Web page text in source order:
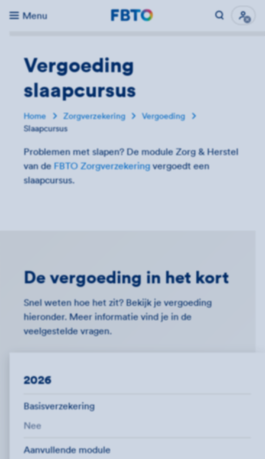
Menu
Direct naar...
Vergoeding
slaapcursus
Home Zorgverzekering
Vergoeding
Slaapcursus
Problemen met slapen? De module Zorg & Herstel
van deFBTO Zorgverzekeringvergoedt een
slaapcursus.
De vergoeding in het kort
Snel weten hoe het zit? Bekijk je vergoeding
hieronder. Meer informatie vind je in de
veelgestelde vragen.
2026
Basisverzekering
Nee
Aanvullende module